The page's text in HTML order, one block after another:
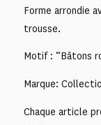
Forme arrondie
trousse.
Motif : “Bâtons
Marque:
Chaque article